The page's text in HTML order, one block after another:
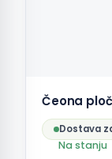
Čeona
Dostava
Na stanju